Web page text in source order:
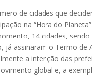
de cidades que
na “Hora do
14 cidades, sendo
já assinaram o Termo de
a intenção das
global e, a